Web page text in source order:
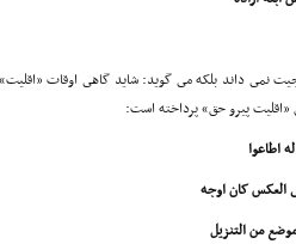
نمى داند بلکه مى گوید: شاید گاهى اوقات
پیرو حق» پرداخته است:
اطاعوا
العکس کان اوجه
من التنزیل